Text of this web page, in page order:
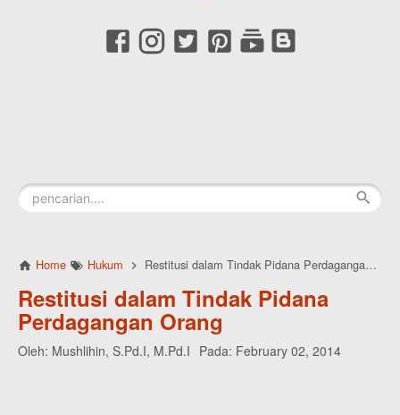
Home Hukum Restitusi dalam Tindak Pidana Perdagangan Orang
Restitusi dalam Tindak Pidana
Perdagangan Orang
Oleh: Mushlihin, S.Pd.I, M.Pd.I Pada: February 02, 2014